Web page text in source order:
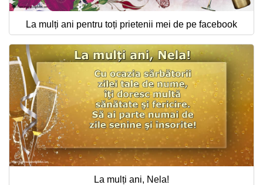
La mulți ani pentru toți prietenii mei de pe facebook
La mulți ani, Nela!